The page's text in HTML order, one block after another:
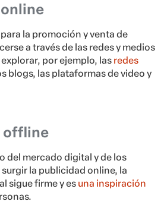
la promoción y venta de
a través de las redes y medios
por ejemplo, las redes
blogs, las plataformas de video y
offline
del mercado digital y de los
la publicidad online, la
sigue firme y es una inspiración